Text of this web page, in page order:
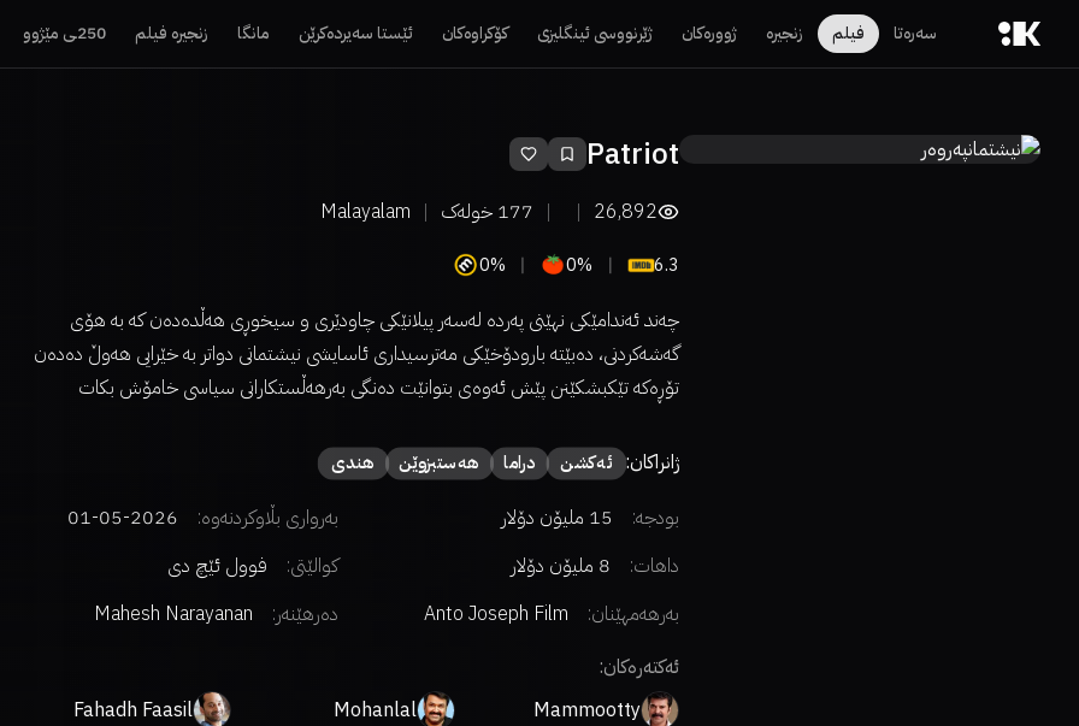
سەرەتا فیلم زنجیرە ژوورەکان ژێرنووسی ئینگلیزی کۆکراوەکان ئێستا سەیردەکرێن مانگا زنجیرە فیلم 250ـی مێژوو
Patriot
26,892
177 خولەک Malayalam
6.3
0%
0%
چەند ئەندامێکی نهێنی پەردە لەسەر پیلانێکی چاودێری و سیخوڕی هەڵدەدەن کە بە هۆی
گەشەکردنی، دەبێتە بارودۆخێکی مەترسیداری ئاسایشی نیشتمانی دواتر بە خێرایی هەوڵ دەدەن
تۆڕەکە تێکبشکێنن پێش ئەوەی بتوانێت دەنگی بەرهەڵستکارانی سیاسی خامۆش بکات
ژانراکان: ئەكشن دراما هەستبزوێن هندی
بودجە: 15 ملیۆن دۆلار بەرواری بڵاوکردنەوە:
2026-05-01
داهات:
8 ملیۆن دۆلار کوالێتی:
فوول ئێچ دی
بەرهەمهێنان:
Anto Joseph Film
دەرهێنەر:
Mahesh Narayanan
ئەکتەرەکان:
Mammootty
Mohanlal
Fahadh Faasil